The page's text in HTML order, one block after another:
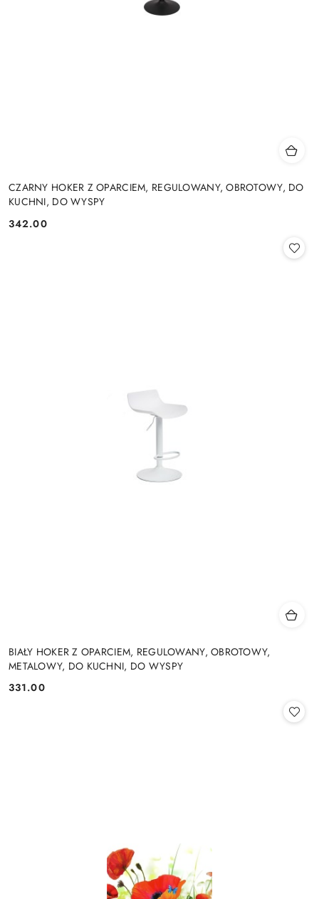
CZARNY HOKER Z OPARCIEM, REGULOWANY, OBROTOWY, DO
KUCHNI, DO WYSPY
Cena:
342.00
BIAŁY HOKER Z OPARCIEM, REGULOWANY, OBROTOWY,
METALOWY, DO KUCHNI, DO WYSPY
Cena:
331.00